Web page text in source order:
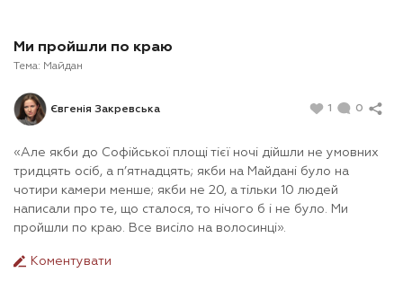
Ми пройшли по краю
Тема: Майдан
Євгенія Закревська 1 0
«Але якби до Софійської площі тієї ночі дійшли не умовних
тридцять осіб, а п’ятнадцять; якби на Майдані було на
чотири камери менше; якби не 20, а тільки 10 людей
написали про те, що сталося, то нічого б і не було. Ми
пройшли по краю. Все висіло на волосинці».
Коментувати